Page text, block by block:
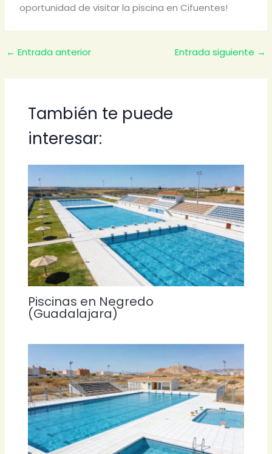
oportunidad de visitar la piscina en Cifuentes!
← Entrada anterior Entrada siguiente →
También te puede
interesar:
Piscinas en Negredo
(Guadalajara)